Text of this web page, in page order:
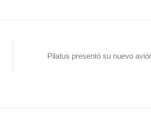
Pilatus presentó su nuevo